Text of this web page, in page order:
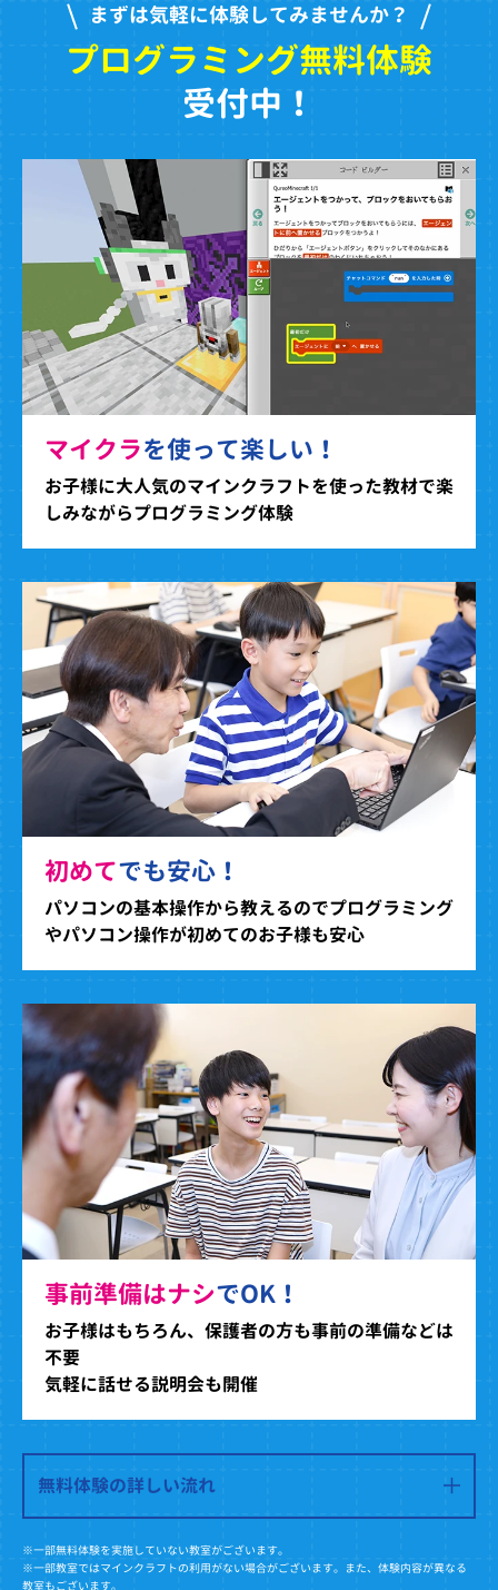
まずは気軽に体験してみませんか？
プログラミング無料体験
受付中！
マイクラを使って楽しい！
お子様に大人気のマインクラフトを使った教材で楽
しみながらプログラミング体験
初めてでも安心！
パソコンの基本操作から教えるのでプログラミング
やパソコン操作が初めてのお子様も安心
事前準備はナシでOK！
お子様はもちろん、保護者の方も事前の準備などは
不要
気軽に話せる説明会も開催
無料体験の詳しい流れ
※一部無料体験を実施していない教室がございます。
※一部教室ではマインクラフトの利用がない場合がございます。また、体験内容が異なる
教室もございます。